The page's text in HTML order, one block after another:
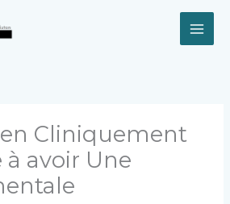
Cliniquement
avoir Une